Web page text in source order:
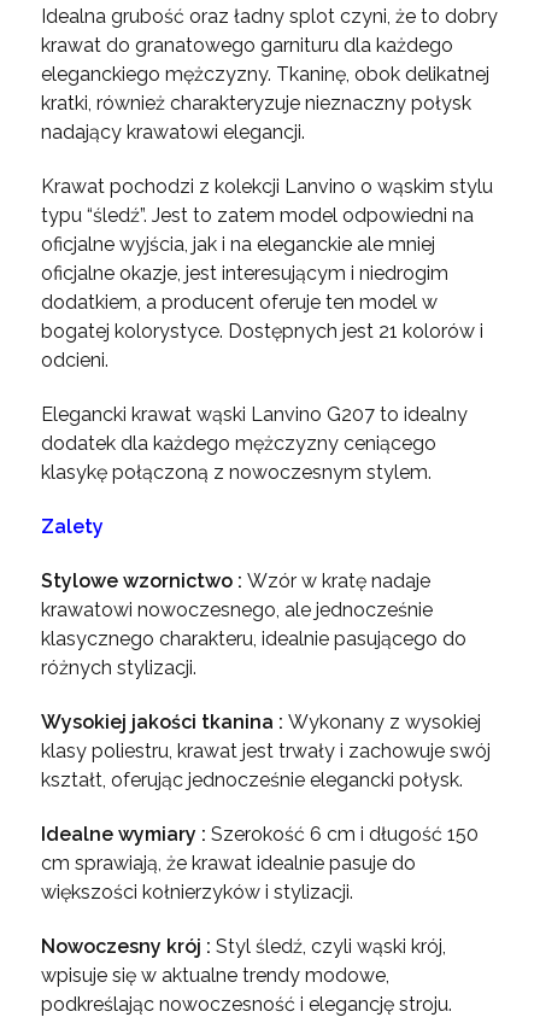
Idealna grubość oraz ładny splot czyni, że to dobry
krawat do granatowego garnituru dla każdego
eleganckiego mężczyzny. Tkaninę, obok delikatnej
kratki, również charakteryzuje nieznaczny połysk
nadający krawatowi elegancji.
Krawat pochodzi z kolekcji Lanvino o wąskim stylu
typu “śledź”. Jest to zatem model odpowiedni na
oficjalne wyjścia, jak i na eleganckie ale mniej
oficjalne okazje, jest interesującym i niedrogim
dodatkiem, a producent oferuje ten model w
bogatej kolorystyce. Dostępnych jest 21 kolorów i
odcieni.
Elegancki krawat wąski Lanvino G207 to idealny
dodatek dla każdego mężczyzny ceniącego
klasykę połączoną z nowoczesnym stylem.
Zalety
Stylowe wzornictwo : Wzór w kratę nadaje
krawatowi nowoczesnego, ale jednocześnie
klasycznego charakteru, idealnie pasującego do
różnych stylizacji.
Wysokiej jakości tkanina : Wykonany z wysokiej
klasy poliestru, krawat jest trwały i zachowuje swój
kształt, oferując jednocześnie elegancki połysk.
Idealne wymiary : Szerokość 6 cm i długość 150
cm sprawiają, że krawat idealnie pasuje do
większości kołnierzyków i stylizacji.
Nowoczesny krój : Styl śledź, czyli wąski krój,
wpisuje się w aktualne trendy modowe,
podkreślając nowoczesność i elegancję stroju.